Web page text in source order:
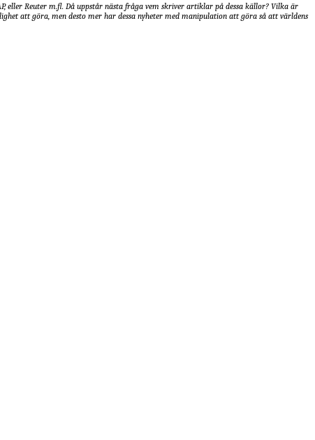
eller Reuter m.fl. Då uppstår nästa fråga vem skriver artiklar på dessa källor? Vilka är
att göra, men desto mer har dessa nyheter med manipulation att göra så att världens